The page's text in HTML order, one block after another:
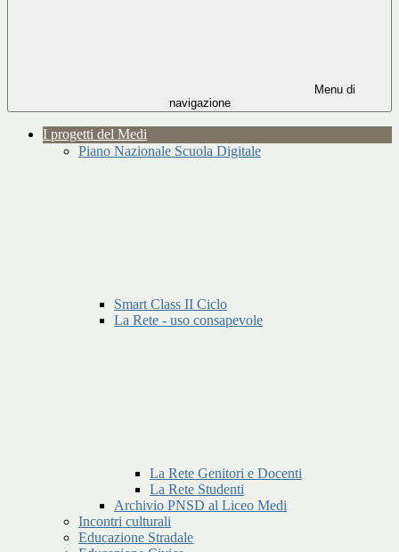
Menu di
navigazione
I progetti del Medi
Piano Nazionale Scuola Digitale
Smart Class II Ciclo
La Rete - uso consapevole
La Rete Genitori e Docenti
La Rete Studenti
Archivio PNSD al Liceo Medi
Incontri culturali
Educazione Stradale